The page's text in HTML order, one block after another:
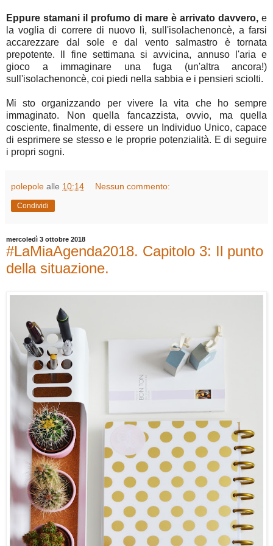
Eppure stamani il profumo di mare è arrivato davvero, e
la voglia di correre di nuovo lì, sull'isolachenoncè, a farsi
accarezzare dal sole e dal vento salmastro è tornata
prepotente. Il fine settimana si avvicina, annuso l'aria e
gioco a immaginare una fuga (un'altra ancora!)
sull'isolachenoncè, coi piedi nella sabbia e i pensieri sciolti.
Mi sto organizzando per vivere la vita che ho sempre
immaginato. Non quella fancazzista, ovvio, ma quella
cosciente, finalmente, di essere un Individuo Unico, capace
di esprimere se stesso e le proprie potenzialità. E di seguire
i propri sogni.
polepole alle 10:14 Nessun commento:
Condividi
mercoledì 3 ottobre 2018
#LaMiaAgenda2018. Capitolo 3: Il punto
della situazione.